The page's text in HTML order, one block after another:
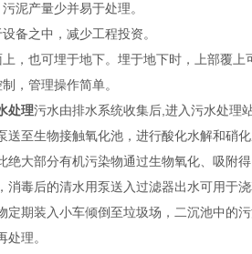
泥产量少并易于处理。
备之中，减少工程投资。
，也可埋于地下。埋于地下时，上部覆
，管理操作简单。
处理污水由排水系统收集后,进入污水处理
送至生物接触氧化池，进行酸化水解和硝
绝大部分有机污染物通过生物氧化、吸附
消毒后的清水用泵送入过滤器出水可用于
定期装入小车倾倒至垃圾场，二沉池中的
理。